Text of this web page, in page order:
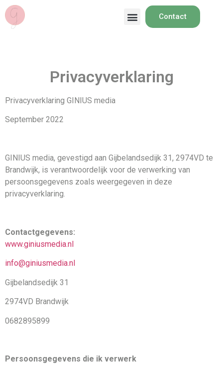
Contact
Privacyverklaring
Privacyverklaring GINIUS media
September 2022
GINIUS media, gevestigd aan Gijbelandsedijk 31, 2974VD te
Brandwijk, is verantwoordelijk voor de verwerking van
persoonsgegevens zoals weergegeven in deze
privacyverklaring.
Contactgegevens:
www.giniusmedia.nl
info@giniusmedia.nl
Gijbelandsedijk 31
2974VD Brandwijk
0682895899
Persoonsgegevens die ik verwerk